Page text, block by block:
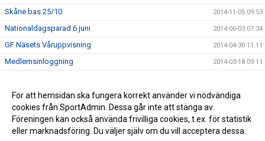
Skåne bas 25/10 2014-11-05 09:53
Nationaldagsparad 6 juni 2014-06-03 07:34
GF Näsets Våruppvisning 2014-04-30 11:11
Medlemsinloggning 2014-03-18 09:11
Terminsavslutning för alla ledare! 2013-12-17 19:05
Nytt i GF Näset shopen: Träningsbyxor 2013-12-13 22:17
För att hemsidan ska fungera korrekt använder vi nödvändiga
cookies från SportAdmin. Dessa går inte att stänga av.
Föreningen kan också använda frivilliga cookies, t.ex. för statistik
eller marknadsföring. Du väljer själv om du vill acceptera dessa.